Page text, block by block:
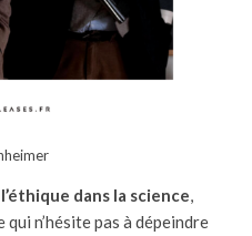
dans la science,
n’hésite pas à dépeindre